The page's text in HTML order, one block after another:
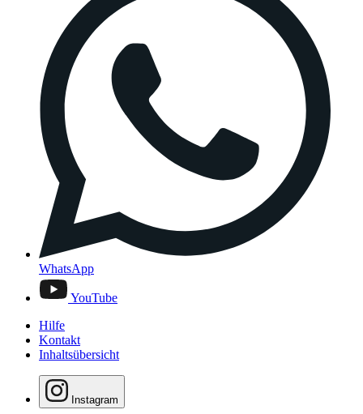
WhatsApp
YouTube
Hilfe
Kontakt
Inhaltsübersicht
Instagram